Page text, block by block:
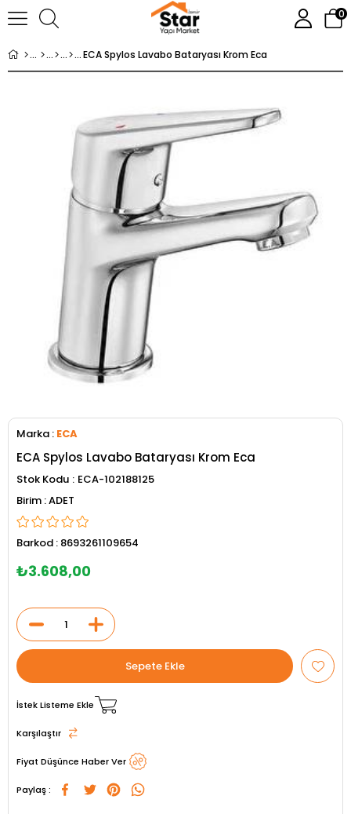
0
ECA Spylos Lavabo Bataryası Krom Eca
Marka : ECA
ECA Spylos Lavabo Bataryası Krom Eca
Stok Kodu
ECA-102188125
ADET
Barkod : 8693261109654
₺3.608,00
İstek Listeme Ekle
Karşılaştır
Fiyat Düşünce Haber Ver
Paylaş :